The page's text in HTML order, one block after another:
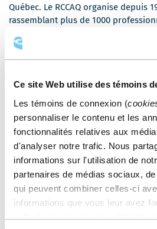
Ce site Web utilise des témoins
Les témoins de connexion (
personnaliser le contenu et les
fonctionnalités relatives aux
d'analyser notre trafic. Nous
informations sur l'utilisation de
partenaires de médias sociaux,
qui peuvent combiner celles-ci
informations que vous leur avez
collectées lors de votre utilisation
Québec. Le RCCAQ organise depuis
rassemblant plus de 1000
courtage d’assurance de
sont remises en question sur le
marché.
Le congrès 2017 se déroule sous le
comprendre les impacts de ces
des solutions concrètes qui aideront
dans un environnement en
Le RCCAQCe
lien
s'ouvrira
dans
une
a pour mission de
les intérêts socioéconomiques des
regroupe plus de 4 200 courtiers
cabinets et succursales à travers la